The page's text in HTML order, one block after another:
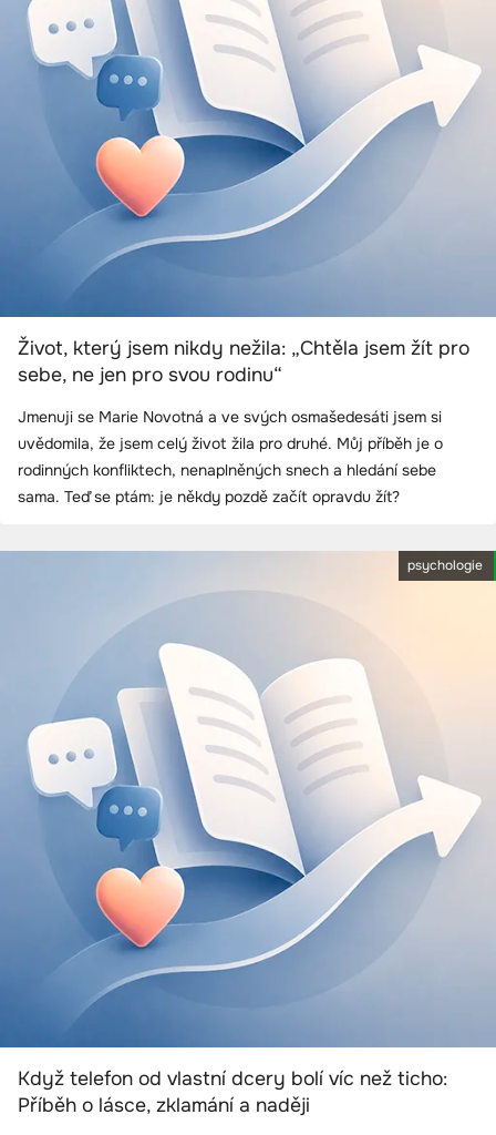
Život, který jsem nikdy nežila: „Chtěla jsem žít pro
sebe, ne jen pro svou rodinu“
Jmenuji se Marie Novotná a ve svých osmašedesáti jsem si
uvědomila, že jsem celý život žila pro druhé. Můj příběh je o
rodinných konfliktech, nenaplněných snech a hledání sebe
sama. Teď se ptám: je někdy pozdě začít opravdu žít?
psychologie
Když telefon od vlastní dcery bolí víc než ticho:
Příběh o lásce, zklamání a naději